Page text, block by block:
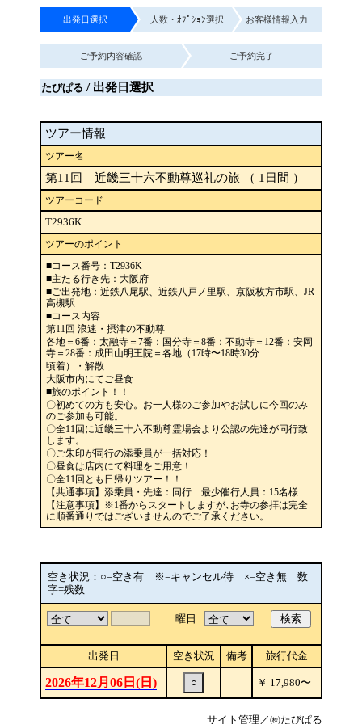
出発日選択 人数・ｵﾌﾟｼｮﾝ選択 お客様情報入力
ご予約内容確認 ご予約完了
たびぱる / 出発日選択
ツアー情報
ツアー名
第11回 近畿三十六不動尊巡礼の旅 （ 1日間 ）
ツアーコード
T2936K
ツアーのポイント
■コース番号：T2936K
■主たる行き先：大阪府
■ご出発地：近鉄八尾駅、近鉄八戸ノ里駅、京阪枚方市駅、JR
高槻駅
■コース内容
第11回 浪速・摂津の不動尊
各地＝6番：太融寺＝7番：国分寺＝8番：不動寺＝12番：安岡
寺＝28番：成田山明王院＝各地（17時〜18時30分
頃着）・解散
大阪市内にてご昼食
■旅のポイント！！
〇初めての方も安心。お一人様のご参加やお試しに今回のみ
のご参加も可能。
〇全11回に近畿三十六不動尊霊場会より公認の先達が同行致
します。
〇ご朱印が同行の添乗員が一括対応！
〇昼食は店内にて料理をご用意！
〇全11回とも日帰りツアー！！
【共通事項】添乗員・先達：同行 最少催行人員：15名様
【注意事項】※1番からスタートしますが､お寺の参拝は完全
に順番通りではございませんのでご了承ください。
空き状況：○=空き有 ※=キャンセル待 ×=空き無 数
字=残数
曜日 検索
出発日 空き状況 備考 旅行代金
2026年12月06日(日) ○ ￥ 17,980〜
サイト管理／㈱たびぱる